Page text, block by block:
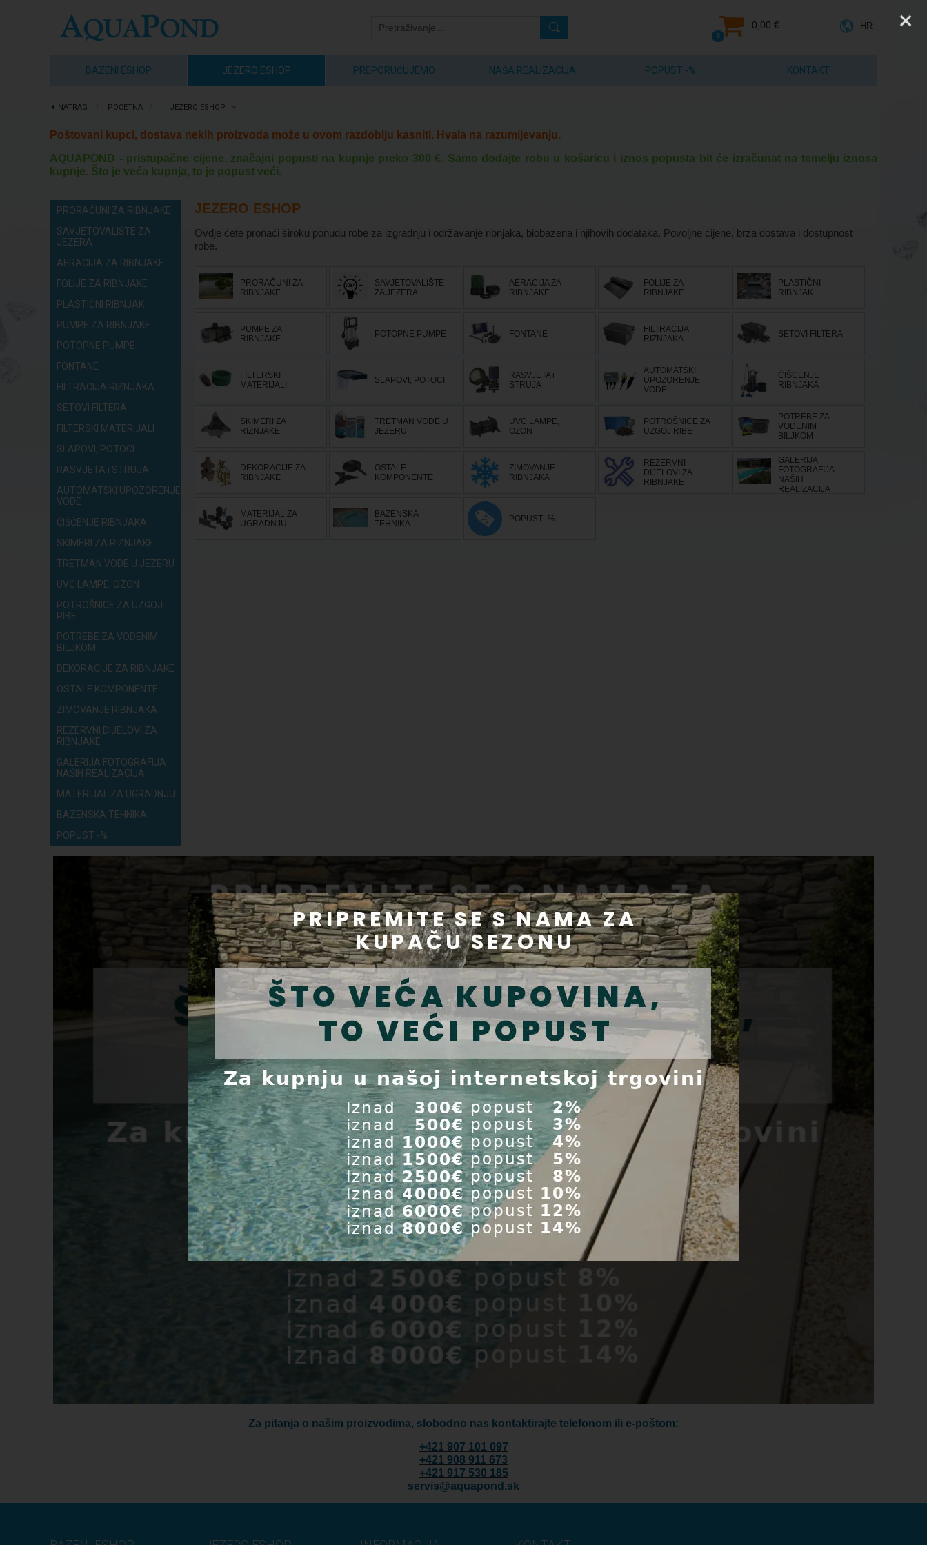
0,00 €
0
HR
BAZENI ESHOP JEZERO ESHOP PREPORUČUJEMO NAŠA REALIZACIJA POPUST -% KONTAKT
NATRAG POČETNA JEZERO ESHOP
Poštovani kupci, dostava nekih proizvoda može u ovom razdoblju kasniti. Hvala na razumijevanju.
AQUAPOND - pristupačne cijene, značajni popusti na kupnje preko 300 €. Samo dodajte robu u košaricu i iznos popusta bit će izračunat na temelju iznosa
kupnje. Što je veća kupnja, to je popust veći.
PRORAČUNI ZA RIBNJAKE
SAVJETOVALIŠTE ZA
JEZERA
AERACIJA ZA RIBNJAKE
FOLIJE ZA RIBNJAKE
PLASTIČNI RIBNJAK
PUMPE ZA RIBNJAKE
POTOPNE PUMPE
FONTANE
FILTRACIJA RIZNJAKA
SETOVI FILTERA
FILTERSKI MATERIJALI
SLAPOVI, POTOCI
RASVJETA i STRUJA
AUTOMATSKI UPOZORENJE
VODE
ČIŠĆENJE RIBNJAKA
SKIMERI ZA RIZNJAKE
TRETMAN VODE U JEZERU
UVC LAMPE, OZON
POTROŠNICE ZA UZGOJ
RIBE
POTREBE ZA VODENIM
BILJKOM
DEKORACIJE ZA RIBNJAKE
OSTALE KOMPONENTE
ZIMOVANJE RIBNJAKA
REZERVNI DIJELOVI ZA
RIBNJAKE
GALERIJA FOTOGRAFIJA
NAŠIH REALIZACIJA
MATERIJAL ZA UGRADNJU
BAZENSKA TEHNIKA
POPUST -%
JEZERO ESHOP
Ovdje ćete pronaći široku ponudu robe za izgradnju i održavanje ribnjaka, biobazena i njihovih dodataka. Povoljne cijene, brza dostava i dostupnost
robe.
PRORAČUNI ZA
RIBNJAKE
SAVJETOVALIŠTE
ZA JEZERA
AERACIJA ZA
RIBNJAKE
FOLIJE ZA
RIBNJAKE
PLASTIČNI
RIBNJAK
PUMPE ZA
RIBNJAKE
POTOPNE PUMPE FONTANE
FILTRACIJA
RIZNJAKA
SETOVI FILTERA
FILTERSKI
MATERIJALI
SLAPOVI, POTOCI
RASVJETA i
STRUJA
AUTOMATSKI
UPOZORENJE
VODE
ČIŠĆENJE
RIBNJAKA
SKIMERI ZA
RIZNJAKE
TRETMAN VODE U
JEZERU
UVC LAMPE,
OZON
POTROŠNICE ZA
UZGOJ RIBE
POTREBE ZA
VODENIM
BILJKOM
DEKORACIJE ZA
RIBNJAKE
OSTALE
KOMPONENTE
ZIMOVANJE
RIBNJAKA
REZERVNI
DIJELOVI ZA
RIBNJAKE
GALERIJA
FOTOGRAFIJA
NAŠIH
REALIZACIJA
MATERIJAL ZA
UGRADNJU
BAZENSKA
TEHNIKA
POPUST -%
Za pitanja o našim proizvodima, slobodno nas kontaktirajte telefonom ili e-poštom:
+421 907 101 097
+421 908 911 673
+421 917 530 185
servis@aquapond.sk